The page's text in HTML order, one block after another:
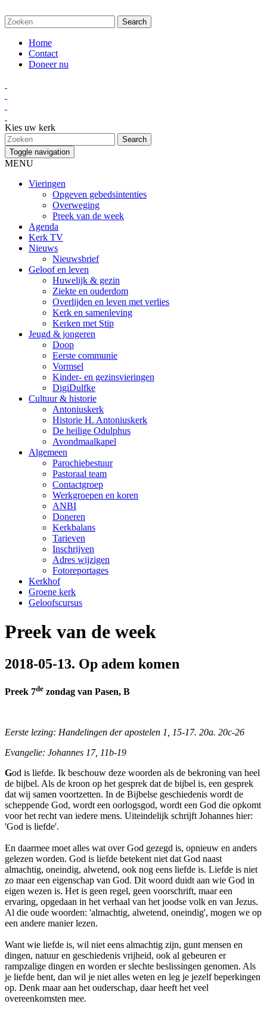
Home
Contact
Doneer nu
Kies uw kerk
Toggle navigation
MENU
Vieringen
Opgeven gebedsintenties
Overweging
Preek van de week
Agenda
Kerk TV
Nieuws
Nieuwsbrief
Geloof en leven
Huwelijk & gezin
Ziekte en ouderdom
Overlijden en leven met verlies
Kerk en samenleving
Kerken met Stip
Jeugd & jongeren
Doop
Eerste communie
Vormsel
Kinder- en gezinsvieringen
DigiDulfke
Cultuur & historie
Antoniuskerk
Historie H. Antoniuskerk
De heilige Odulphus
Avondmaalkapel
Algemeen
Parochiebestuur
Pastoraal team
Contactgroep
Werkgroepen en koren
ANBI
Doneren
Kerkbalans
Tarieven
Inschrijven
Adres wijzigen
Fotoreportages
Kerkhof
Groene kerk
Geloofscursus
Preek van de week
2018-05-13. Op adem komen
Preek 7de zondag van Pasen, B
Eerste lezing: Handelingen der apostelen 1, 15-17. 20a. 20c-26
Evangelie: Johannes 17, 11b-19
God is liefde. Ik beschouw deze woorden als de bekroning van heel
de bijbel. Als de kroon op het gesprek dat de bijbel is, een gesprek
dat wij samen voortzetten. In de Bijbelse geschiedenis wordt de
scheppende God, wordt een oorlogsgod, wordt een God die opkomt
voor het recht van iedere mens. Uiteindelijk schrijft Johannes hier:
'God is liefde'.
En daarmee moet alles wat over God gezegd is, opnieuw en anders
gelezen worden. God is liefde betekent niet dat God naast
almachtig, oneindig, alwetend, ook nog eens liefde is. Liefde is niet
zo maar een eigenschap van God. Dit woord duidt aan wie God in
eigen wezen is. Het is geen regel, geen voorschrift, maar een
ervaring, opgedaan in het verhaal van het joodse volk en van Jezus.
Al die oude woorden: 'almachtig, alwetend, oneindig', mogen we op
een andere manier lezen.
Want wie liefde is, wil niet eens almachtig zijn, gunt mensen en
dingen, natuur en geschiedenis vrijheid, ook al gebeuren er
rampzalige dingen en worden er slechte beslissingen genomen. Als
je liefde bent, dan wil je niet alles weten en leg je jezelf beperkingen
op. Denk maar aan het ouderschap, daar heeft het veel
overeenkomsten mee.